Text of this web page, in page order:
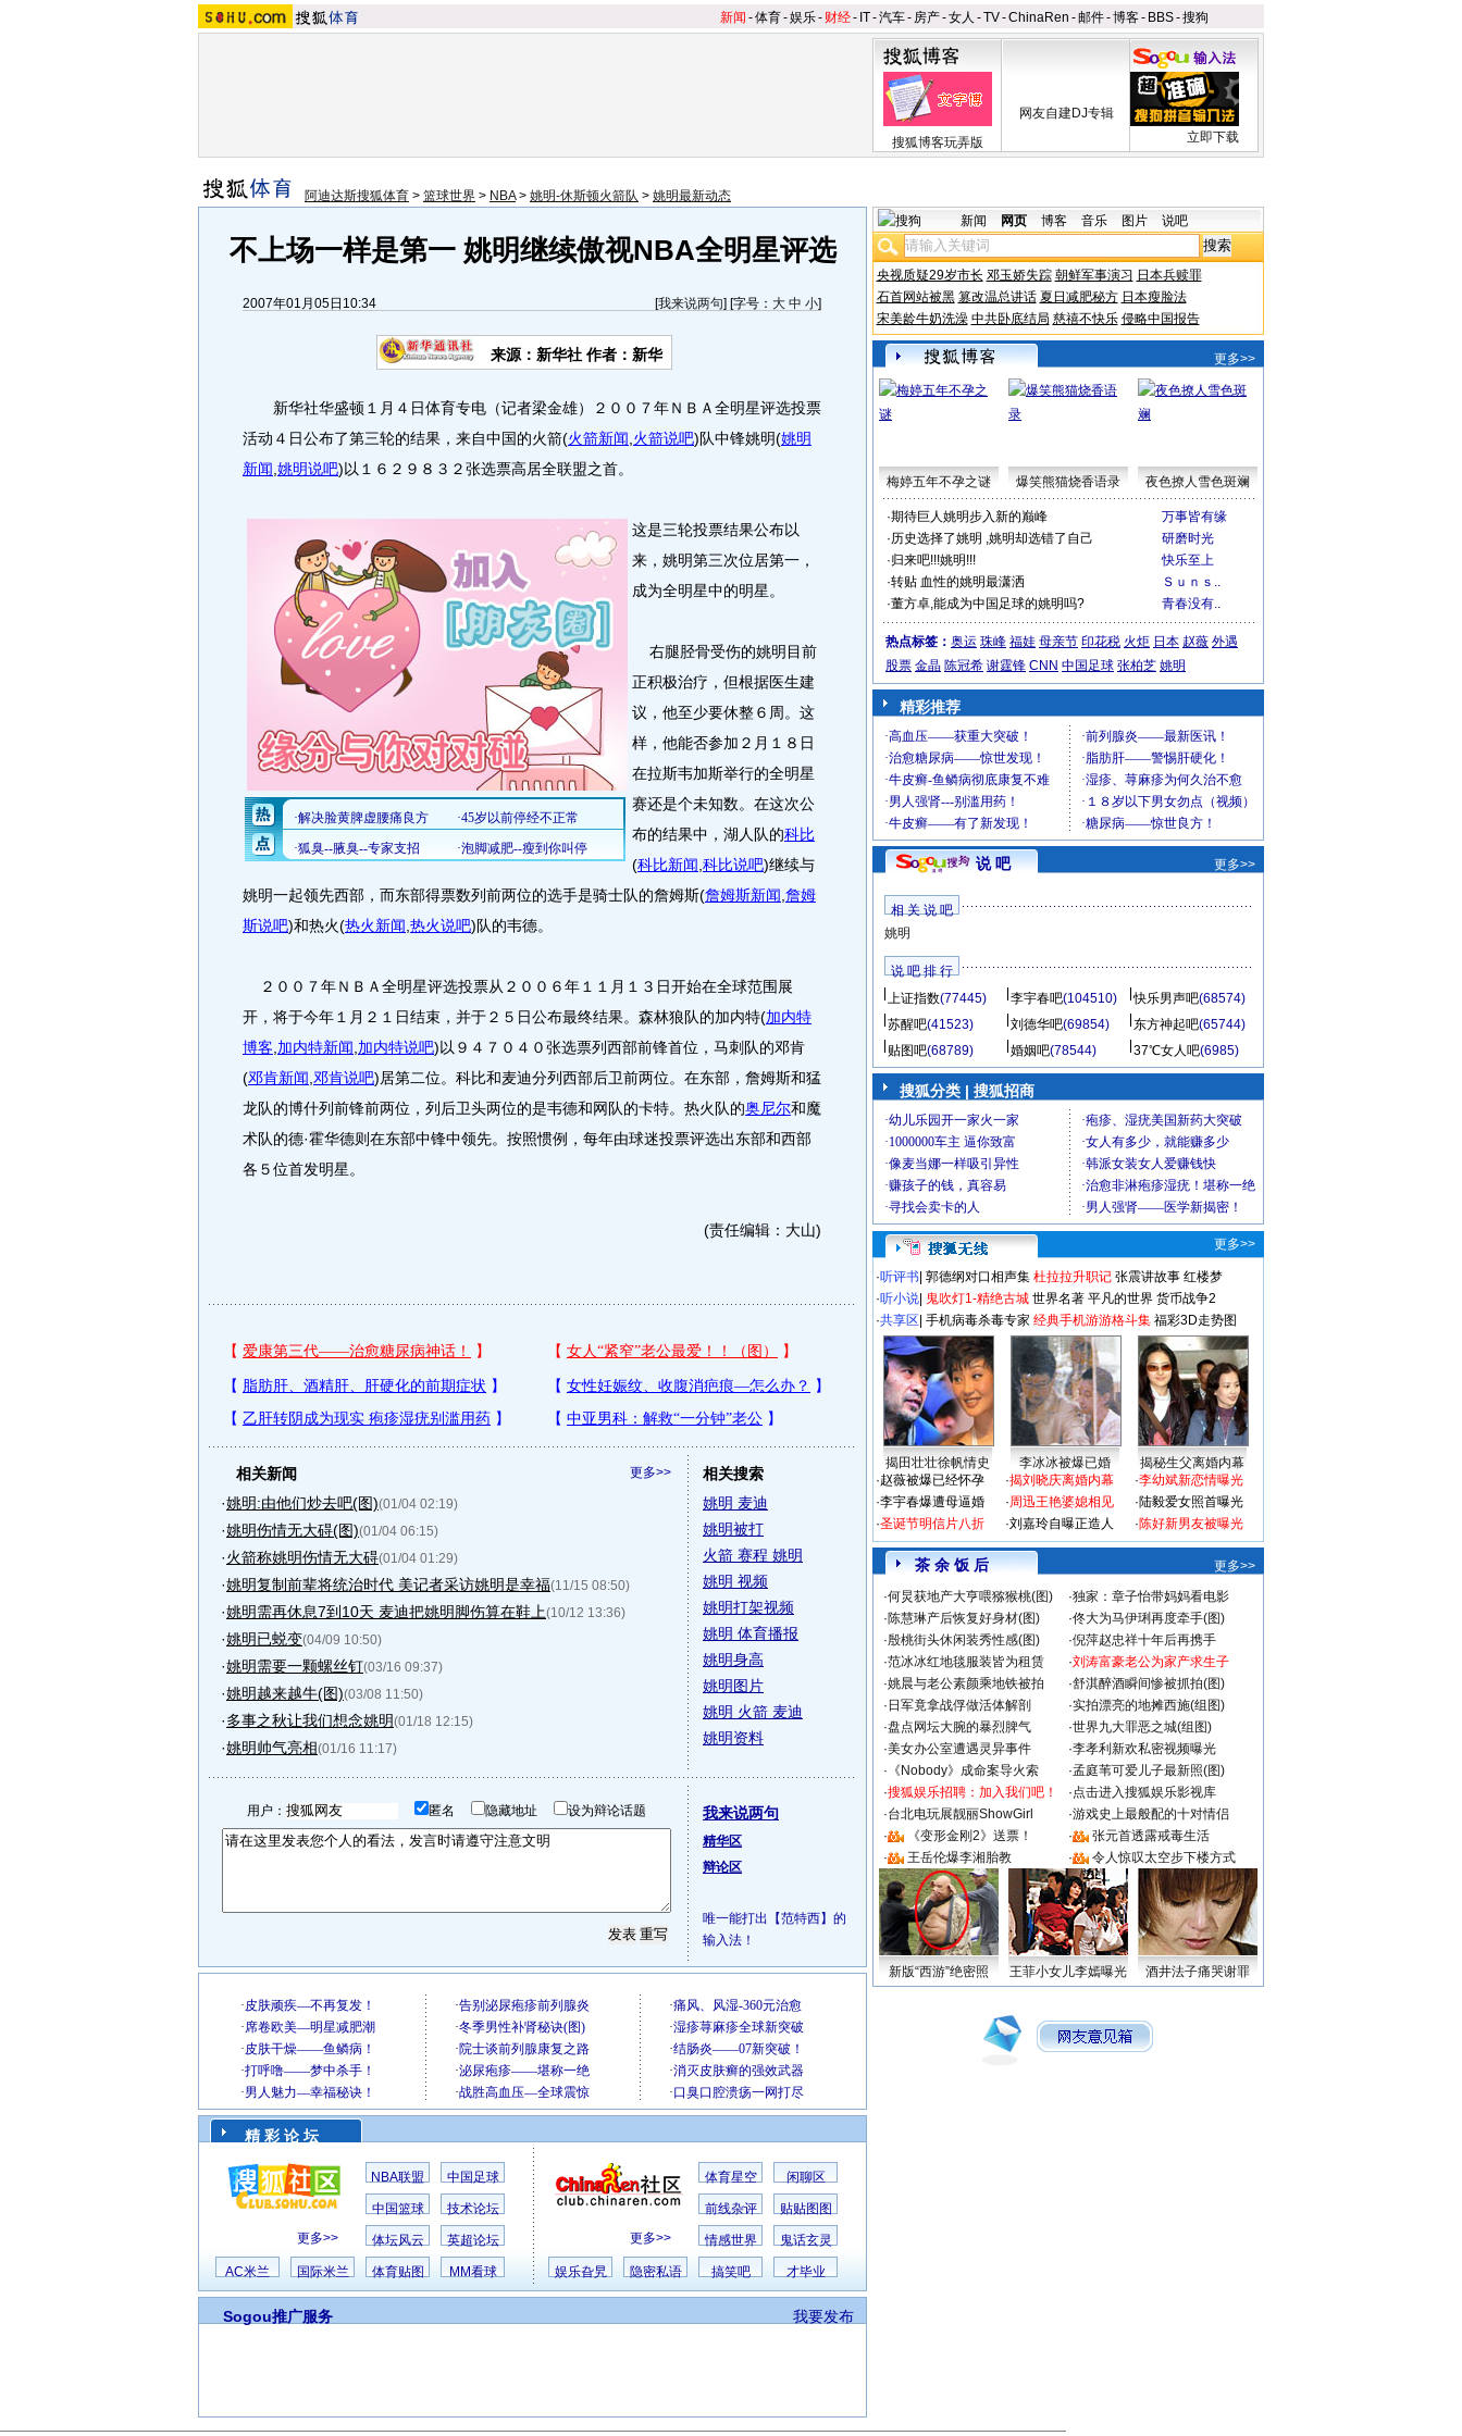
新闻 -体育-娱乐- 财经- IT-汽车- 房产-女人 -TV-ChinaRen -邮件-博客- BBS-搜狗
搜狐博客玩弄版
网友自建DJ专辑
立即下载
阿迪达斯搜狐体育 > 篮球世界 > NBA> 姚明-休斯顿火箭队 > 姚明最新动态
不上场一样是第一 姚明继续傲视NBA全明星评选
2007年01月05日10:34 [我来说两句] [字号： 大 中 小]
来源：新华社 作者：新华
新华社华盛顿１月４日体育专电（记者梁金雄）２００７年ＮＢＡ全明星评选投票
活动４日公布了第三轮的结果，来自中国的火箭(火箭新闻 火箭说吧)队中锋姚明(姚明
新闻 姚明说吧)以１６２９８３２张选票高居全联盟之首。
这是三轮投票结果公布以
来，姚明第三次位居第一，
成为全明星中的明星。
右腿胫骨受伤的姚明目前
正积极治疗，但根据医生建
议，他至少要休整６周。这
样，他能否参加２月１８日
在拉斯韦加斯举行的全明星
赛还是个未知数。在这次公
布的结果中，湖人队的科比
(科比新闻 科比说吧)继续与
姚明一起领先西部，而东部得票数列前两位的选手是骑士队的詹姆斯(詹姆斯新闻 詹姆
斯说吧)和热火(热火新闻 热火说吧)队的韦德。
２００７年ＮＢＡ全明星评选投票从２００６年１１月１３日开始在全球范围展
开，将于今年１月２１日结束，并于２５日公布最终结果。森林狼队的加内特(加内特
博客 加内特新闻 加内特说吧)以９４７０４０张选票列西部前锋首位，马刺队的邓肯
(邓肯新闻 邓肯说吧)居第二位。科比和麦迪分列西部后卫前两位。在东部，詹姆斯和猛
龙队的博什列前锋前两位，列后卫头两位的是韦德和网队的卡特。热火队的奥尼尔和魔
术队的德·霍华德则在东部中锋中领先。按照惯例，每年由球迷投票评选出东部和西部
各５位首发明星。
(责任编辑：大山)
更多>>
相关新闻
·姚明:由他们炒去吧(图)(01/04 02:19)
·姚明伤情无大碍(图)(01/04 06:15)
·火箭称姚明伤情无大碍(01/04 01:29)
·姚明复制前辈将统治时代 美记者采访姚明是幸福(11/15 08:50)
·姚明需再休息7到10天 麦迪把姚明脚伤算在鞋上(10/12 13:36)
·姚明已蜕变(04/09 10:50)
·姚明需要一颗螺丝钉(03/16 09:37)
·姚明越来越牛(图)(03/08 11:50)
·多事之秋让我们想念姚明(01/18 12:15)
·姚明帅气亮相(01/16 11:17)
相关搜索
姚明 麦迪
姚明被打
火箭 赛程 姚明
姚明 视频
姚明打架视频
姚明 体育播报
姚明身高
姚明图片
姚明 火箭 麦迪
姚明资料
用户： 匿名 隐藏地址 设为辩论话题 我来说两句
精华区
辩论区
唯一能打出【范特西】的
输入法！
精 彩 论 坛
更多>>
NBA联盟 中国足球
中国篮球 技术论坛
体坛风云 英超论坛
AC米兰 国际米兰 体育贴图 MM看球
更多>>
体育星空 闲聊区
前线杂评 贴贴图图
情感世界 鬼话玄灵
娱乐旮旯 隐密私语 搞笑吧 才毕业
我要发布
Sogou推广服务
新闻 网页 博客 音乐 图片 说吧
央视质疑29岁市长 邓玉娇失踪 朝鲜军事演习 日本兵赎罪
石首网站被黑 篡改温总讲话 夏日减肥秘方 日本瘦脸法
宋美龄牛奶洗澡 中共卧底结局 慈禧不快乐 侵略中国报告
更多>>
梅婷五年不孕之谜 爆笑熊猫烧香语录 夜色撩人雪色斑斓
·期待巨人姚明步入新的巅峰
万事皆有缘
·历史选择了姚明 ,姚明却选错了自己
研磨时光
·归来吧!!!姚明!!!
快乐至上
·转贴 血性的姚明最潇洒
Ｓｕｎｓ..
·董方卓,能成为中国足球的姚明吗? 青春没有..
热点标签： 奥运 珠峰 福娃 母亲节 印花税 火炬 日本 赵薇 外遇
股票 金晶 陈冠希 谢霆锋 CNN 中国足球 张柏芝 姚明
精彩推荐
说 吧 更多>>
相 关 说 吧
姚明
说 吧 排 行
上证指数(77445) 李宇春吧(104510) 快乐男声吧(68574)
苏醒吧(41523) 刘德华吧(69854) 东方神起吧(65744)
贴图吧(68789) 婚姻吧(78544) 37℃女人吧(6985)
搜狐分类 | 搜狐招商
更多>>
·听评书 郭德纲对口相声集 杜拉拉升职记 张震讲故事 红楼梦
·听小说 鬼吹灯1-精绝古城 世界名著 平凡的世界 货币战争2
·共享区 手机病毒杀毒专家 经典手机游游格斗集 福彩3D走势图
揭田壮壮徐帆情史 李冰冰被爆已婚
揭秘生父离婚内幕
·赵薇被爆已经怀孕
·李宇春爆遭母逼婚
·圣诞节明信片八折
·揭刘晓庆离婚内幕
·周迅王艳婆媳相见
·刘嘉玲自曝正造人
·李幼斌新恋情曝光
·陆毅爱女照首曝光
·陈好新男友被曝光
茶 余 饭 后
更多>>
·何炅获地产大亨喂猕猴桃(图) ·独家：章子怡带妈妈看电影
·陈慧琳产后恢复好身材(图) ·佟大为马伊琍再度牵手(图)
·殷桃街头休闲装秀性感(图) ·倪萍赵忠祥十年后再携手
·范冰冰红地毯服装皆为租赁 ·刘涛富豪老公为家产求生子
·姚晨与老公素颜乘地铁被拍 ·舒淇醉酒瞬间惨被抓拍(图)
· 日军竟拿战俘做活体解剖 ·实拍漂亮的地摊西施(组图)
·盘点网坛大腕的暴烈脾气 ·世界九大罪恶之城(组图)
·美女办公室遭遇灵异事件 ·李孝利新欢私密视频曝光
· 《Nobody》成命案导火索 ·孟庭苇可爱儿子最新照(图)
·搜狐娱乐招聘：加入我们吧！ ·点击进入搜狐娱乐影视库
·台北电玩展靓丽ShowGirl ·游戏史上最般配的十对情侣
·
《变形金刚2》送票！ ·
张元首透露戒毒生活
·
王岳伦爆李湘胎教 · 令人惊叹太空步下楼方式
新版“西游”绝密照 王菲小女儿李嫣曝光 酒井法子痛哭谢罪